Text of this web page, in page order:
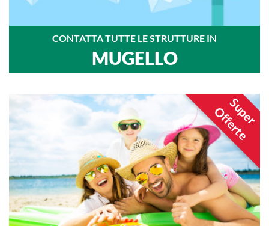
CONTATTA TUTTE LE STRUTTURE IN
MUGELLO
Super
Offerte